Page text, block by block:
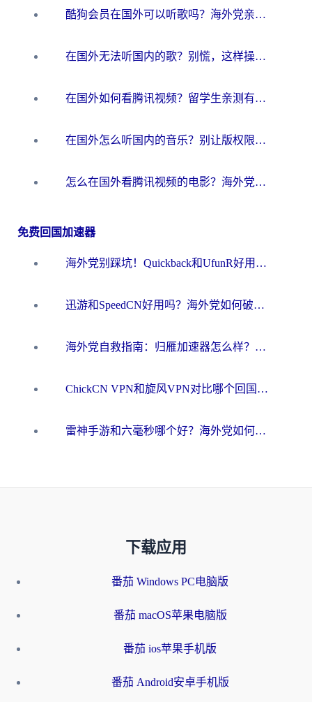
酷狗会员在国外可以听歌吗？海外党亲测有效：3步解决音乐权限难题
在国外无法听国内的歌？别慌，这样操作就能畅听QQ音乐（附亲测加速器推荐）
在国外如何看腾讯视频？留学生亲测有效的回国加速方案
在国外怎么听国内的音乐？别让版权限制断了你的华语歌单
怎么在国外看腾讯视频的电影？海外党亲测有效的回国加速指南
免费回国加速器
海外党别踩坑！Quickback和UfunR好用吗？选对回国加速器才能无缝刷国内资源
迅游和SpeedCN好用吗？海外党如何破解那道看不见的墙
海外党自救指南：归雁加速器怎么样？教你避开坑实现国内资源无缝访问
ChickCN VPN和旋风VPN对比哪个回国效果更好？海外用户的选择困境与出路
雷神手游和六毫秒哪个好？海外党如何真正解锁国内资源
下载应用
番茄 Windows PC电脑版
番茄 macOS苹果电脑版
番茄 ios苹果手机版
番茄 Android安卓手机版